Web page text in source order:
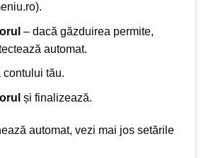
).
– dacă găzduirea permite,
automat.
contului tău.
și finalizează.
automat, vezi mai jos setările